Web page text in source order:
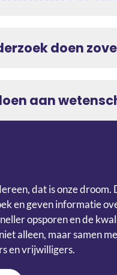
doen
aan
dat is onze
en geven informatie
opsporen en de
alleen, maar samen
en vrijwilligers.